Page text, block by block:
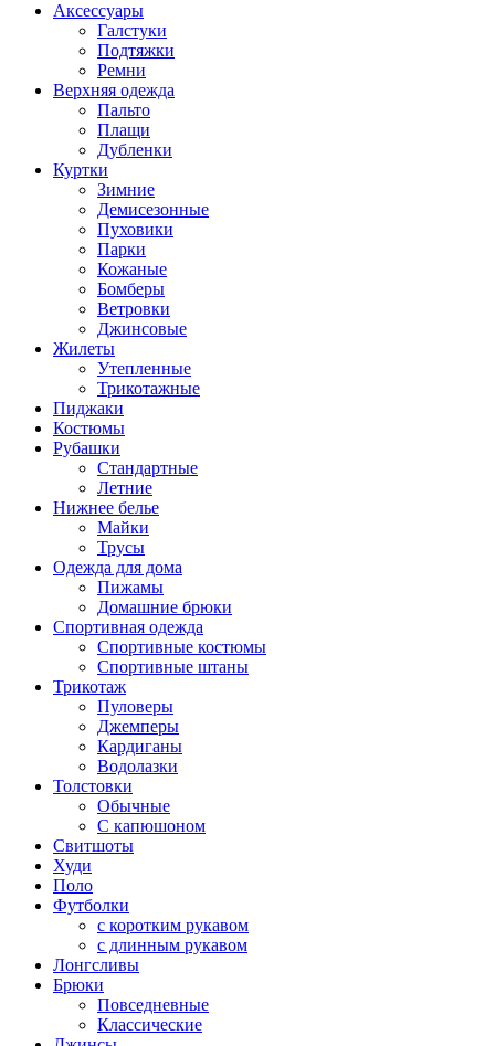
Аксессуары
Галстуки
Подтяжки
Ремни
Верхняя одежда
Пальто
Плащи
Дубленки
Куртки
Зимние
Демисезонные
Пуховики
Парки
Кожаные
Бомберы
Ветровки
Джинсовые
Жилеты
Утепленные
Трикотажные
Пиджаки
Костюмы
Рубашки
Стандартные
Летние
Нижнее белье
Майки
Трусы
Одежда для дома
Пижамы
Домашние брюки
Спортивная одежда
Спортивные костюмы
Спортивные штаны
Трикотаж
Пуловеры
Джемперы
Кардиганы
Водолазки
Толстовки
Обычные
С капюшоном
Свитшоты
Худи
Поло
Футболки
с коротким рукавом
с длинным рукавом
Лонгсливы
Брюки
Повседневные
Классические